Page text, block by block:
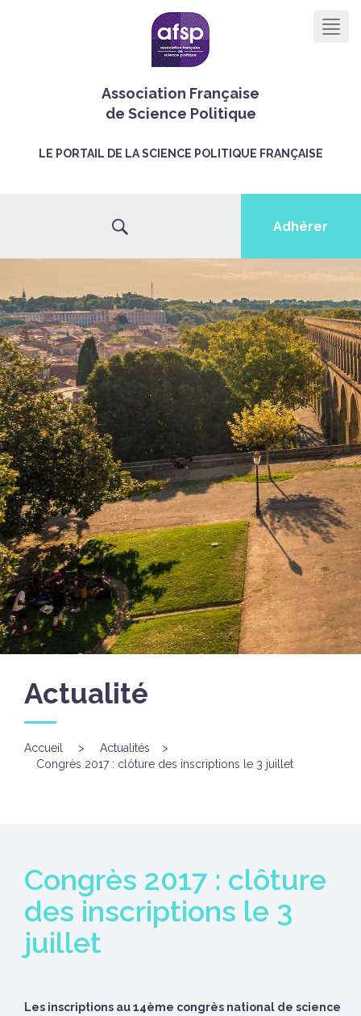
Association Française
de Science Politique
LE PORTAIL DE LA SCIENCE POLITIQUE FRANÇAISE
Adhérer
Actualité
Accueil > Actualités
>
Congrès 2017 : clôture des inscriptions le 3 juillet
Congrès 2017 : clôture
des inscriptions le 3
juillet
Les inscriptions au 14ème congrès national de science